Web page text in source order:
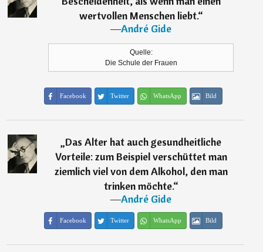
wertvollen Menschen liebt.“
―André Gide
Quelle:
Die Schule der Frauen
Facebook Twitter WhatsApp Bild
„Das Alter hat auch gesundheitliche
Vorteile: zum Beispiel verschüttet man
ziemlich viel von dem Alkohol, den man
trinken möchte.“
―André Gide
Facebook Twitter WhatsApp Bild